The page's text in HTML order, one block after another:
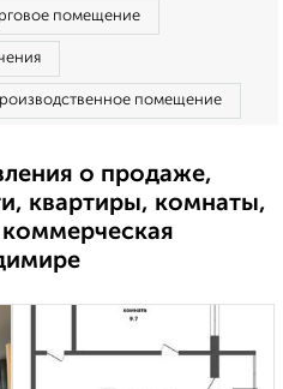
помещение
помещение
о продаже,
квартиры, комнаты,